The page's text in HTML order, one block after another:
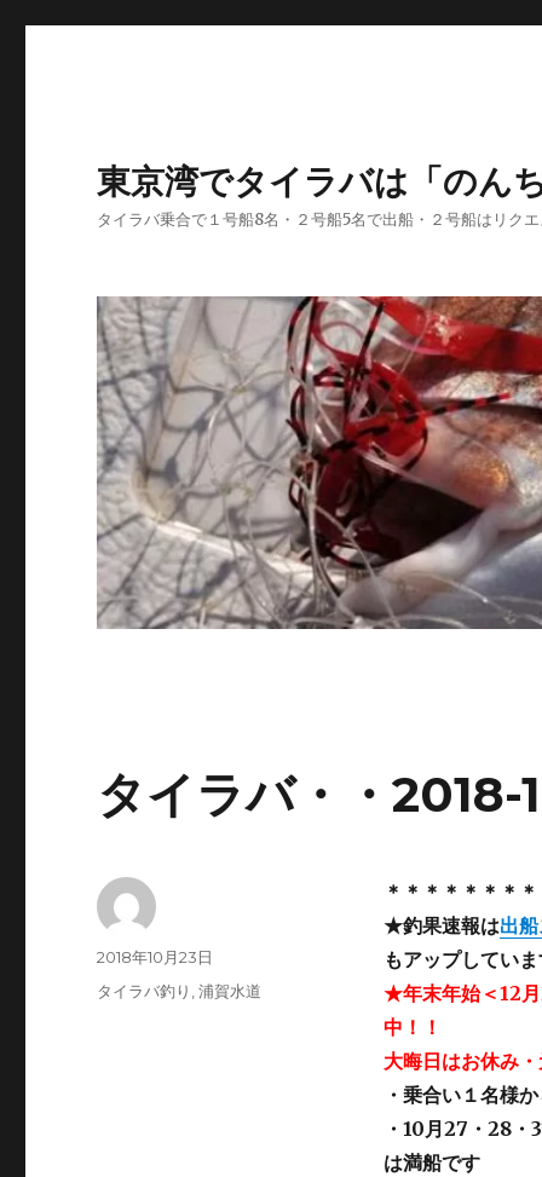
東京湾でタイラバは「のん
タイラバ乗合で１号船8名・２号船5名で出船・２号船はリク
タイラバ・・2018-
＊＊＊＊＊＊＊
★釣果速報は出
もアップしてい
★年末年始＜12
中！！
大晦日はお休み
・乗合い１名様
・10月27・28
は満船です
投
稿
投
稿
2018年10月23日
カ
タイラバ釣り ,浦賀水道